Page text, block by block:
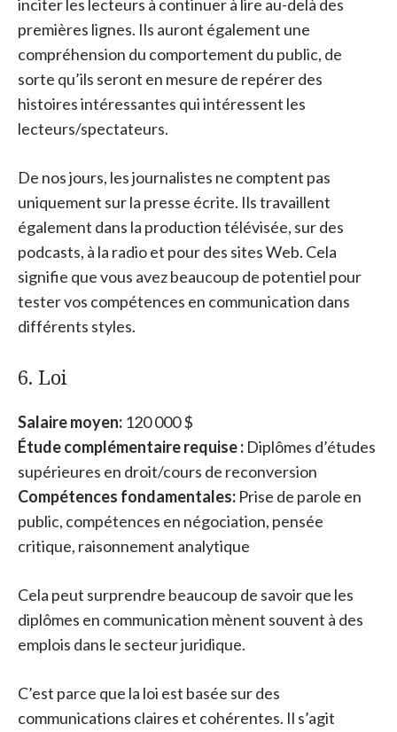
inciter les lecteurs à continuer à lire au-delà des
premières lignes. Ils auront également une
compréhension du comportement du public, de
sorte qu’ils seront en mesure de repérer des
histoires intéressantes qui intéressent les
lecteurs/spectateurs.
De nos jours, les journalistes ne comptent pas
uniquement sur la presse écrite. Ils travaillent
également dans la production télévisée, sur des
podcasts, à la radio et pour des sites Web. Cela
signifie que vous avez beaucoup de potentiel pour
tester vos compétences en communication dans
différents styles.
6. Loi
Salaire moyen: 120 000 $
Étude complémentaire requise : Diplômes d’études
supérieures en droit/cours de reconversion
Compétences fondamentales: Prise de parole en
public, compétences en négociation, pensée
critique, raisonnement analytique
Cela peut surprendre beaucoup de savoir que les
diplômes en communication mènent souvent à des
emplois dans le secteur juridique.
C’est parce que la loi est basée sur des
communications claires et cohérentes. Il s’agit